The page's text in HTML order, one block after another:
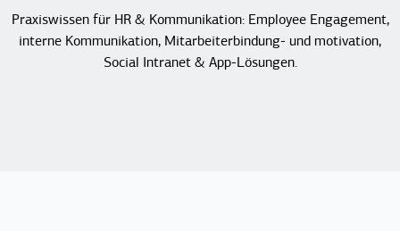
Praxiswissen für HR & Kommunikation: Employee Engagement,
interne Kommunikation, Mitarbeiterbindung- und motivation,
Social Intranet & App-Lösungen.